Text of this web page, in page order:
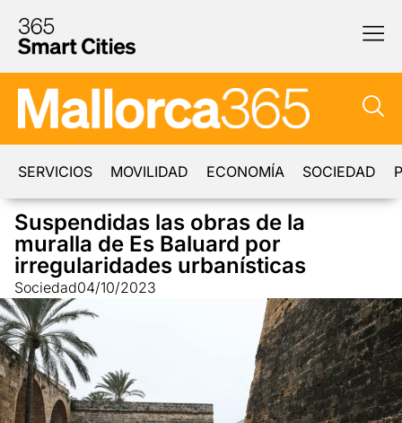
SERVICIOS MOVILIDAD ECONOMÍA SOCIEDAD
Suspendidas las obras de la
muralla de Es Baluard por
irregularidades urbanísticas
Sociedad04/10/2023